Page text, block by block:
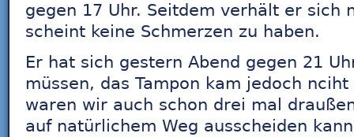
gegen 17 Uhr. Seitdem verhält er sich
scheint keine Schmerzen zu haben.
Er hat sich gestern Abend gegen 21
müssen, das Tampon kam jedoch
waren wir auch schon drei mal
auf natürlichem Weg ausscheiden